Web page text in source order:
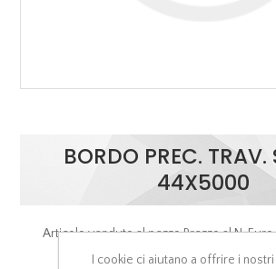
BORDO PREC. TRAV.
44X5000
Articolo venduto al pezzo Prezzo al N. Euro
I cookie ci aiutano a offrire i